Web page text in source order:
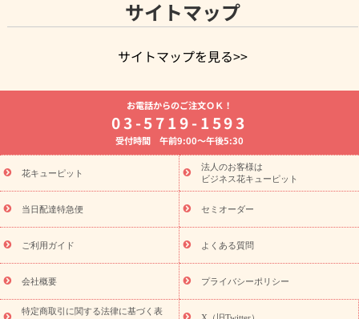
サイトマップ
サイトマップを見る>>
よく贈られる花
お祝いの花特集
誕生日フラワーギフト特
8月の誕生花(トルコキキョウ) 開店・開業祝い
お供え・お悔やみ お供え・お悔やみの花
十九日法要以降に贈る花
通夜・葬儀に贈る花
プリザーブドフラワー
季節のイベント
ひまわり ギフト・プレ
ゼント特集
お盆 花（新盆・初盆） 季節のイベント
（新盆・初盆）
お盆 花（新盆・初盆）
お盆・お供え 花とセッ
トギフト
お盆・お供え プリザーブドフラワー
ト・プレゼント特集
夏の花贈り・お中元・暑中見舞い 花のギフト
特集
敬老の日におくる花ギフト・プレゼント特集
おくる花ギフト・プレゼント特集
敬老の日 花のおすすめランキ
ング
敬老の日 花鉢植えのギフト・プレゼント特集
とセットギフト・プレゼント特集
敬老の日の花 全てのギフト一
覧
キャンペーン
映画『ウォーターガーディアンズ』コラボキャ
お電話からのご注文ＯＫ！
03-5719-1593
受付時間 午前9:00～午後5:30
花キューピット
法人のお客様は
ビジネス花キューピット
当日配達特急便 セミオーダー
ご利用ガイド よくある質問
会社概要 プライバシーポリシー
特定商取引に関する法律に基づく表
X（旧Twitter）